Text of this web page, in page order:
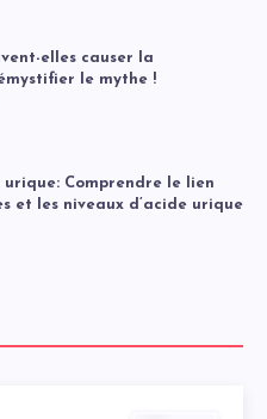
elles causer la
le mythe !
Comprendre le lien
et les niveaux d’acide urique